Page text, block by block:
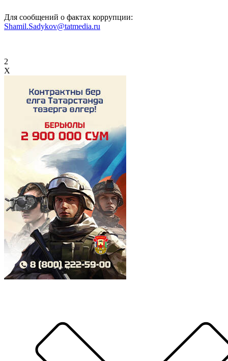
Для сообщений о фактах коррупции:
Shamil.Sadykov@tatmedia.ru
2
X